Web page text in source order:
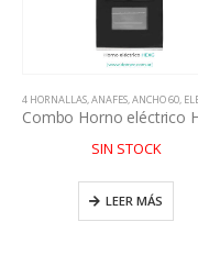
4 HORNALLAS,ANAFES,ANCHO 60,
SIN STOCK
LEER MÁS